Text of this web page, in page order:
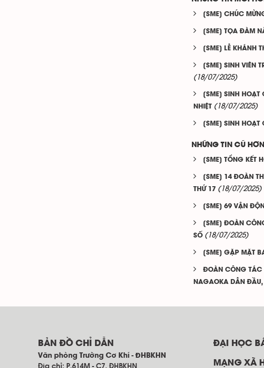
[SME] CHÚC
[SME] TỌA ĐÀM
[SME] LỄ KHÁNH
[SME] SINH VIÊN
(18/07/2025)
[SME] SINH HOẠT
NHIỆT
(18/07/2025)
[SME] SINH HOẠT
NHỮNG TIN CŨ HƠN
[SME] TỔNG KẾT
[SME] 14 ĐOÀN
THỨ 17 (18/07/2025)
[SME] 69 VẬN
[SME] ĐOÀN
SỐ (18/07/2025)
[SME] GẶP MẶT
ĐOÀN CÔNG TÁC
NAGAOKA DẪN ĐẦU,
BẢN ĐỒ CHỈ DẪN
Văn phòng Trường Cơ Khí - ĐHBKHN
Địa chỉ: P.614M - C7, ĐHBKHN
ĐẠI HỌC
MẠNG XÃ